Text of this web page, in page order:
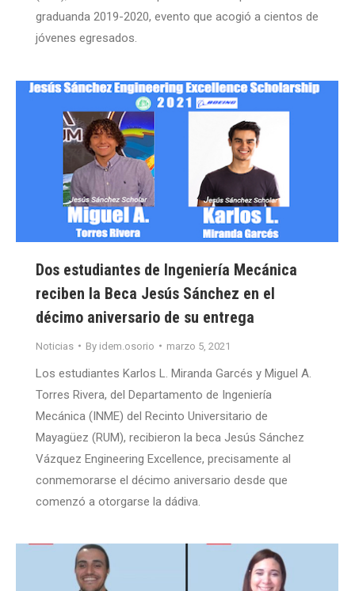
graduanda 2019-2020, evento que acogió a cientos de
jóvenes egresados.
Dos estudiantes de Ingeniería Mecánica
reciben la Beca Jesús Sánchez en el
décimo aniversario de su entrega
Noticias By idem.osorio marzo 5, 2021
Los estudiantes Karlos L. Miranda Garcés y Miguel A.
Torres Rivera, del Departamento de Ingeniería
Mecánica (INME) del Recinto Universitario de
Mayagüez (RUM), recibieron la beca Jesús Sánchez
Vázquez Engineering Excellence, precisamente al
conmemorarse el décimo aniversario desde que
comenzó a otorgarse la dádiva.